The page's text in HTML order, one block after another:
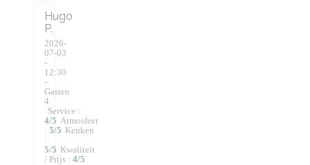
Hugo
P
2026-
07-03
-
12:30
-
Gasten
4
Service :
4/5 Atmosfeer
: 5/5 Keuken
:
5/5 Kwaliteit
/ Prijs : 4/5